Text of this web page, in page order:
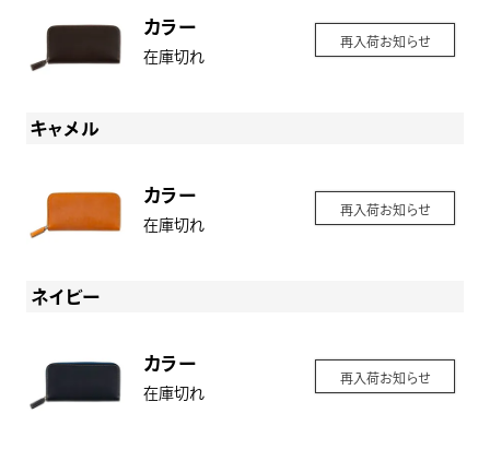
カラー
在庫切れ
再入荷お知らせ
キャメル
カラー
在庫切れ
再入荷お知らせ
ネイビー
カラー
在庫切れ
再入荷お知らせ